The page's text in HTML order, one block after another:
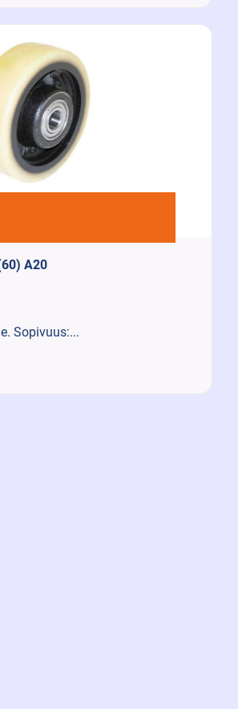
A20
Sopivuus:...